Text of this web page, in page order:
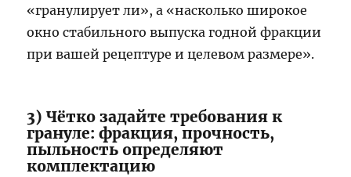
«гранулирует ли», а «насколько широкое
окно стабильного выпуска годной фракции
при вашей рецептуре и целевом размере».
3) Чётко задайте требования к
грануле: фракция, прочность,
пыльность определяют
комплектацию